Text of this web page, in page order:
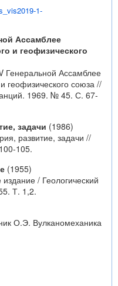
1-
Ассамблее
и геофизического
Генеральной Ассамблее
геофизического союза //
1969. № 45. С. 67-
задачи (1986)
развитие, задачи //
105.
(1955)
/ Геологический
Т. 1,2.
О.Э. Вулканомеханика